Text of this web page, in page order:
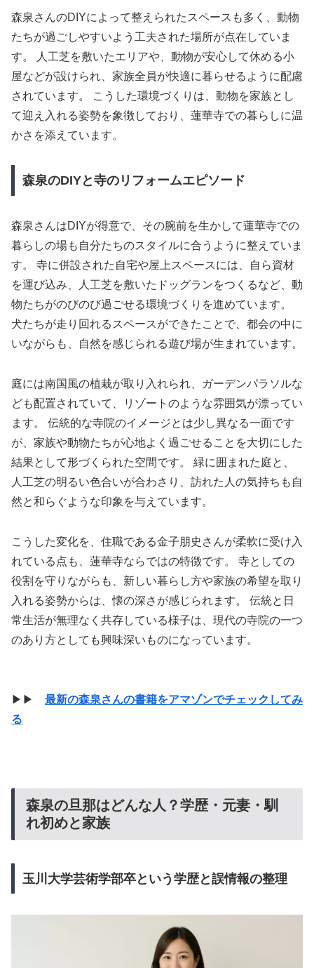
森泉さんのDIYによって整えられたスペースも多く、動物
たちが過ごしやすいよう工夫された場所が点在していま
す。 人工芝を敷いたエリアや、動物が安心して休める小
屋などが設けられ、家族全員が快適に暮らせるように配慮
されています。 こうした環境づくりは、動物を家族とし
て迎え入れる姿勢を象徴しており、蓮華寺での暮らしに温
かさを添えています。
森泉のDIYと寺のリフォームエピソード
森泉さんはDIYが得意で、その腕前を生かして蓮華寺での
暮らしの場も自分たちのスタイルに合うように整えていま
す。 寺に併設された自宅や屋上スペースには、自ら資材
を運び込み、人工芝を敷いたドッグランをつくるなど、動
物たちがのびのび過ごせる環境づくりを進めています。
犬たちが走り回れるスペースができたことで、都会の中に
いながらも、自然を感じられる遊び場が生まれています。
庭には南国風の植栽が取り入れられ、ガーデンパラソルな
ども配置されていて、リゾートのような雰囲気が漂ってい
ます。 伝統的な寺院のイメージとは少し異なる一面です
が、家族や動物たちが心地よく過ごせることを大切にした
結果として形づくられた空間です。 緑に囲まれた庭と、
人工芝の明るい色合いが合わさり、訪れた人の気持ちも自
然と和らぐような印象を与えています。
こうした変化を、住職である金子朋史さんが柔軟に受け入
れている点も、蓮華寺ならではの特徴です。 寺としての
役割を守りながらも、新しい暮らし方や家族の希望を取り
入れる姿勢からは、懐の深さが感じられます。 伝統と日
常生活が無理なく共存している様子は、現代の寺院の一つ
のあり方としても興味深いものになっています。
▶▶ 最新の森泉さんの書籍をアマゾンでチェックしてみ
る
森泉の旦那はどんな人？学歴・元妻・馴
れ初めと家族
玉川大学芸術学部卒という学歴と誤情報の整理